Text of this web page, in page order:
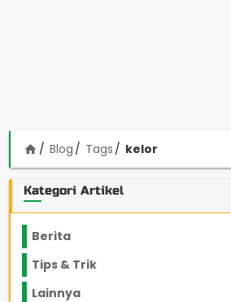
home Blog Tags kelor
Kategori Artikel
Berita
Tips & Trik
Lainnya